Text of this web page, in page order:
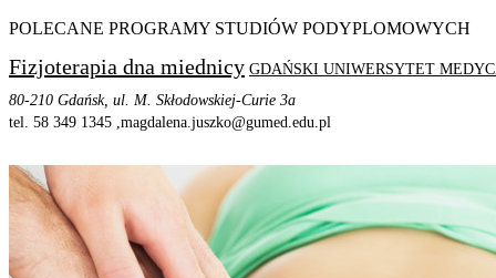
POLECANE PROGRAMY STUDIÓW PODYPLOMOWYCH
Fizjoterapia dna miednicy GDAŃSKI UNIWERSYTET
80-210 Gdańsk, ul. M. Skłodowskiej-Curie 3a
tel. 58 349 1345 , magdalena.juszko@gumed.edu.pl